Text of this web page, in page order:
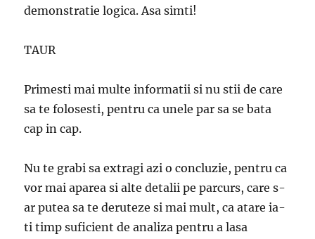
demonstratie logica. Asa simti!
TAUR
Primesti mai multe informatii si nu stii de care
sa te folosesti, pentru ca unele par sa se bata
cap in cap.
Nu te grabi sa extragi azi o concluzie, pentru ca
vor mai aparea si alte detalii pe parcurs, care s-
ar putea sa te deruteze si mai mult, ca atare ia-
ti timp suficient de analiza pentru a lasa